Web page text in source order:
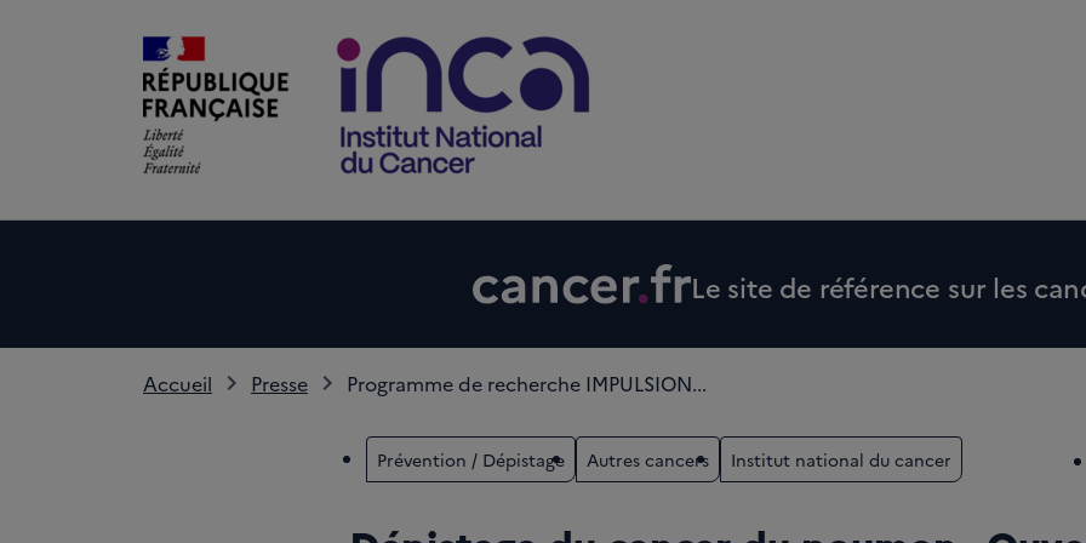
Le site de référence sur les
Accueil Presse Programme de recherche IMPULSION...
Prévention / Dépistage Autres cancers Institut national du cancer